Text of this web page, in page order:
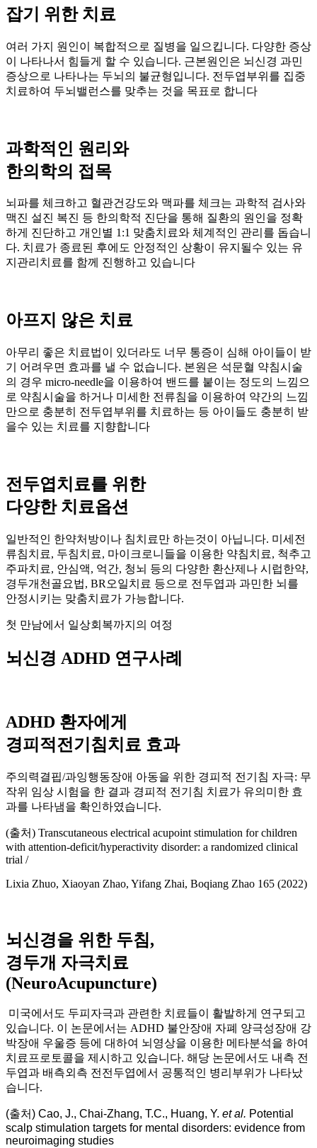
잡기 위한 치료
여러 가지 원인이 복합적으로 질병을 일으킵니다. 다양한 증상
이 나타나서 힘들게 할 수 있습니다. 근본원인은 뇌신경 과민
증상으로 나타나는 두뇌의 불균형입니다. 전두엽부위를 집중
치료하여 두뇌밸런스를 맞추는 것을 목표로 합니다
과학적인 원리와
한의학의 접목
뇌파를 체크하고 혈관건강도와 맥파를 체크는 과학적 검사와
맥진 설진 복진 등 한의학적 진단을 통해 질환의 원인을 정확
하게 진단하고 개인별 1:1 맞춤치료와 체계적인 관리를 돕습니
다. 치료가 종료된 후에도 안정적인 상황이 유지될수 있는 유
지관리치료를 함께 진행하고 있습니다
아프지 않은 치료
아무리 좋은 치료법이 있더라도 너무 통증이 심해 아이들이 받
기 어려우면 효과를 낼 수 없습니다. 본원은 석문혈 약침시술
의 경우 micro-needle을 이용하여 밴드를 붙이는 정도의 느낌으
로 약침시술을 하거나 미세한 전류침을 이용하여 약간의 느낌
만으로 충분히 전두엽부위를 치료하는 등 아이들도 충분히 받
을수 있는 치료를 지향합니다
전두엽치료를 위한
다양한 치료옵션
일반적인 한약처방이나 침치료만 하는것이 아닙니다. 미세전
류침치료, 두침치료, 마이크로니들을 이용한 약침치료, 척추고
주파치료, 안심액, 억간, 청뇌 등의 다양한 환산제나 시럽한약,
경두개천골요법, BR오일치료 등으로 전두엽과 과민한 뇌를
안정시키는 맞춤치료가 가능합니다.
첫 만남에서 일상회복까지의 여정
뇌신경 ADHD 연구사례
ADHD 환자에게
경피적전기침치료 효과
주의력결핍/과잉행동장애 아동을 위한 경피적 전기침 자극: 무
작위 임상 시험을 한 결과 경피적 전기침 치료가 유의미한 효
과를 나타냄을 확인하였습니다.
(출처) Transcutaneous electrical acupoint stimulation for children
with attention-deficit/hyperactivity disorder: a randomized clinical
trial /
Lixia Zhuo, Xiaoyan Zhao, Yifang Zhai, Boqiang Zhao 165 (2022)
뇌신경을 위한 두침,
경두개 자극치료
(NeuroAcupuncture)
미국에서도 두피자극과 관련한 치료들이 활발하게 연구되고
있습니다. 이 논문에서는 ADHD 불안장애 자폐 양극성장애 강
박장애 우울증 등에 대하여 뇌영상을 이용한 메타분석을 하여
치료프로토콜을 제시하고 있습니다. 해당 논문에서도 내측 전
두엽과 배측외측 전전두엽에서 공통적인 병리부위가 나타났
습니다.
(출처) Cao, J., Chai-Zhang, T.C., Huang, Y. et al. Potential
scalp stimulation targets for mental disorders: evidence from
neuroimaging studies